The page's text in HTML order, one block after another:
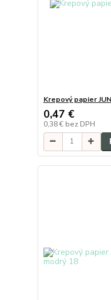
Krepový papier
0,47 €
0,38 € bez DPH